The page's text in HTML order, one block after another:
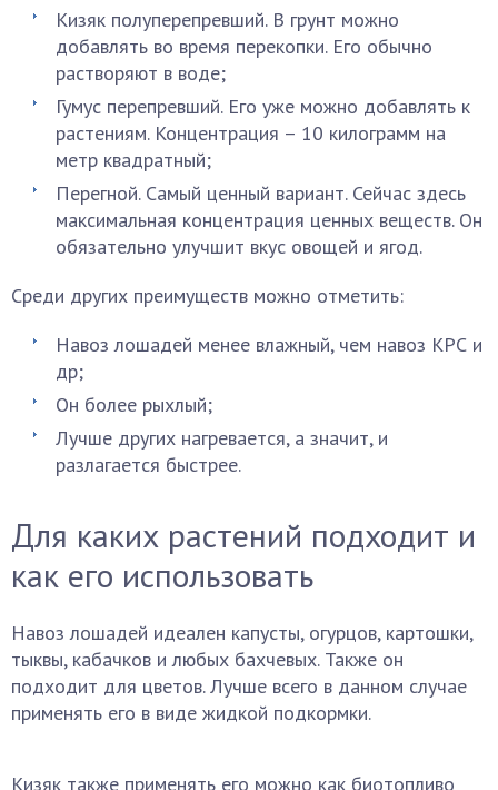
Кизяк полуперепревший. В грунт можно
добавлять во время перекопки. Его обычно
растворяют в воде;
Гумус перепревший. Его уже можно добавлять к
растениям. Концентрация – 10 килограмм на
метр квадратный;
Перегной. Самый ценный вариант. Сейчас здесь
максимальная концентрация ценных веществ. Он
обязательно улучшит вкус овощей и ягод.
Среди других преимуществ можно отметить:
Навоз лошадей менее влажный, чем навоз КРС и
др;
Он более рыхлый;
Лучше других нагревается, а значит, и
разлагается быстрее.
Для каких растений подходит и
как его использовать
Навоз лошадей идеален капусты, огурцов, картошки,
тыквы, кабачков и любых бахчевых. Также он
подходит для цветов. Лучше всего в данном случае
применять его в виде жидкой подкормки.
Кизяк также применять его можно как биотопливо